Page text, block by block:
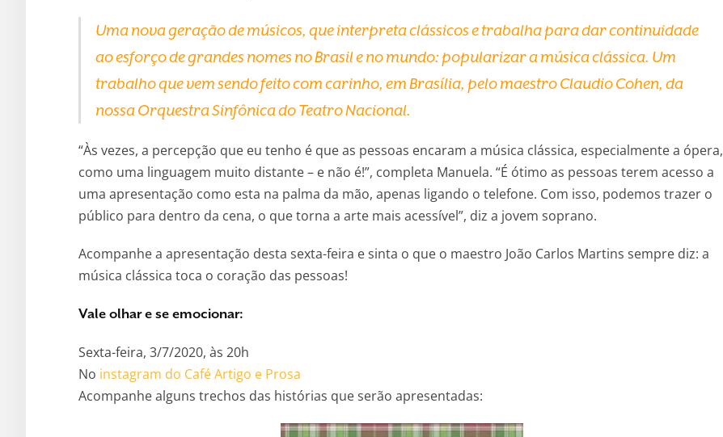
Uma nova geração de músicos, que interpreta clássicos e trabalha para dar continuidade
ao esforço de grandes nomes no Brasil e no mundo: popularizar a música clássica. Um
trabalho que vem sendo feito com carinho, em Brasília, pelo maestro Claudio Cohen, da
nossa Orquestra Sinfônica do Teatro Nacional.
“Às vezes, a percepção que eu tenho é que as pessoas encaram a música clássica, especialmente a ópera,
como uma linguagem muito distante – e não é!”, completa Manuela. “É ótimo as pessoas terem acesso a
uma apresentação como esta na palma da mão, apenas ligando o telefone. Com isso, podemos trazer o
público para dentro da cena, o que torna a arte mais acessível”, diz a jovem soprano.
Acompanhe a apresentação desta sexta-feira e sinta o que o maestro João Carlos Martins sempre diz: a
música clássica toca o coração das pessoas!
Vale olhar e se emocionar:
Sexta-feira, 3/7/2020, às 20h
No instagram do Café Artigo e Prosa
Acompanhe alguns trechos das histórias que serão apresentadas: